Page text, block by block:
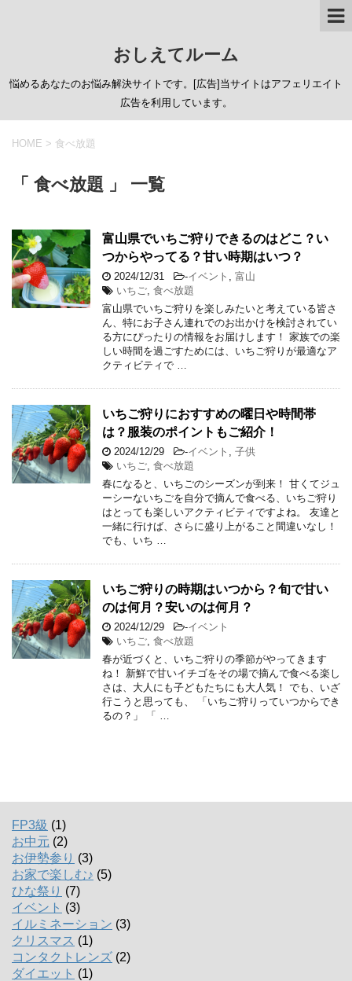
おしえてルーム
悩めるあなたのお悩み解決サイトです。[広告]当サイトはアフェリエイト
広告を利用しています。
HOME > 食べ放題
「 食べ放題 」 一覧
富山県でいちご狩りできるのはどこ？い
つからやってる？甘い時期はいつ？
2024/12/31 -イベント
富山
いちご 食べ放題
富山県でいちご狩りを楽しみたいと考えている皆さ
ん、特にお子さん連れでのお出かけを検討されてい
る方にぴったりの情報をお届けします！ 家族での楽
しい時間を過ごすためには、いちご狩りが最適なア
クティビティで …
いちご狩りにおすすめの曜日や時間帯
は？服装のポイントもご紹介！
2024/12/29 -イベント
子供
いちご 食べ放題
春になると、いちごのシーズンが到来！ 甘くてジュ
ーシーないちごを自分で摘んで食べる、いちご狩り
はとっても楽しいアクティビティですよね。 友達と
一緒に行けば、さらに盛り上がること間違いなし！
でも、いち …
いちご狩りの時期はいつから？旬で甘い
のは何月？安いのは何月？
2024/12/29 -イベント
いちご 食べ放題
春が近づくと、いちご狩りの季節がやってきます
ね！ 新鮮で甘いイチゴをその場で摘んで食べる楽し
さは、大人にも子どもたちにも大人気！ でも、いざ
行こうと思っても、 「いちご狩りっていつからでき
るの？」 「 …
FP3級 (1)
お中元 (2)
お伊勢参り (3)
お家で楽しむ♪ (5)
ひな祭り (7)
イベント (3)
イルミネーション (3)
クリスマス (1)
コンタクトレンズ (2)
ダイエット (1)